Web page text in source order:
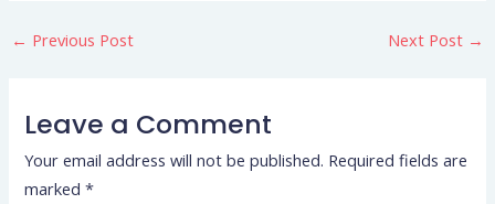
← Previous Post Next Post →
Leave a Comment
Your email address will not be published. Required fields are
marked*